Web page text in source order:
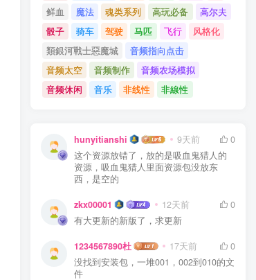
鲜血
魔法 魂类系列 高玩必备
高尔夫
骰子
骑车 驾驶 马匹 飞行
风格化
類銀河戰士惡魔城
音频指向点击
音频太空
音频制作
音频农场模拟
音频休闲
音乐 非线性 非線性
hunyitianshi 9天前
0
这个资源放错了，放的是吸血鬼猎人的
资源，吸血鬼猎人里面资源包没放东
西，是空的
zkx00001 12天前
0
有大更新的新版了，求更新
1234567890杜 17天前
0
没找到安装包，一堆001，002到010的文
件